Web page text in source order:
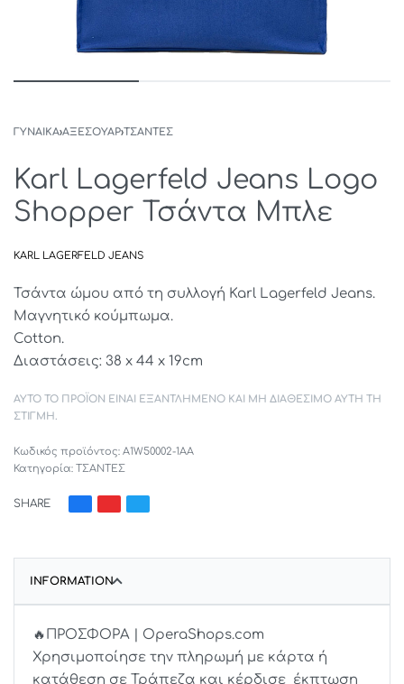
ΓΥΝΑΙΚΑ›ΑΞΕΣΟΥΑΡ›ΤΣΑΝΤΕΣ
Karl Lagerfeld Jeans Logo
Shopper Τσάντα Μπλε
KARL LAGERFELD JEANS
Τσάντα ώμου από τη συλλογή Karl Lagerfeld Jeans.
Μαγνητικό κούμπωμα.
Cotton.
Διαστάσεις: 38 x 44 x 19cm
ΑΥΤΌ ΤΟ ΠΡΟΪΌΝ ΕΊΝΑΙ ΕΞΑΝΤΛΗΜΈΝΟ ΚΑΙ ΜΗ ΔΙΑΘΈΣΙΜΟ ΑΥΤΉ ΤΗ
ΣΤΙΓΜΉ.
A1W50002-1AA
Κατηγορία: ΤΣΑΝΤΕΣ
SHARE
INFORMATION
🔥ΠΡΟΣΦΟΡΑ | OperaShops.com
Χρησιμοποίησε την πληρωμή με κάρτα ή
κατάθεση σε Τράπεζα και κέρδισε έκπτωση